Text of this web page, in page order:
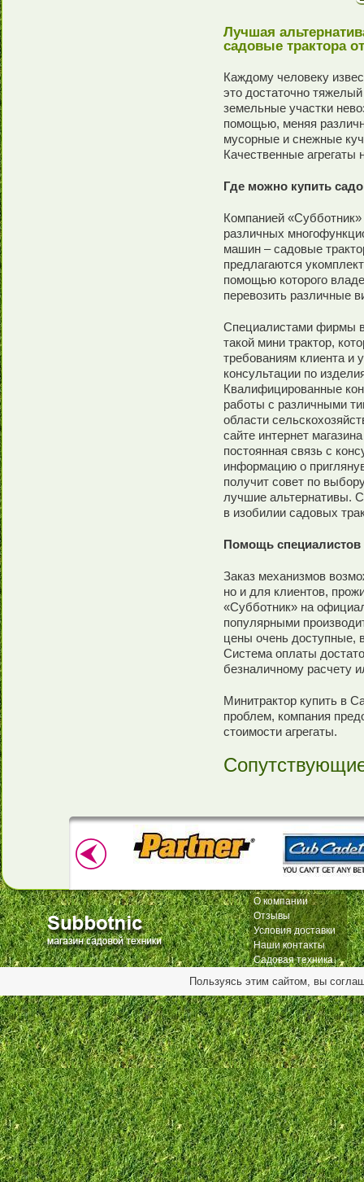
Лучшая
садовые трактора
Каждому человеку
это достаточно
земельные участки
помощью, меняя
мусорные и снежные
Качественные агрегаты
Где можно купить
Компанией
различных
машин – садовые
предлагаются
помощью которого
перевозить различные
Специалистами фирмы
такой мини трактор,
требованиям клиента и
консультации по
Квалифицированные
работы с различными
области
сайте интернет
постоянная связь с
информацию о
получит совет по
лучшие альтернативы.
в изобилии садовых
Помощь специалистов
Заказ механизмов
но и для клиентов,
«Субботник» на
популярными
цены очень доступные,
Система оплаты
безналичному расчету
Минитрактор купить в
проблем, компания
стоимости агрегаты.
О компании
Отзывы
Условия доставки
Наши контакты
Садовая техника
Пользуясь этим сайтом, вы